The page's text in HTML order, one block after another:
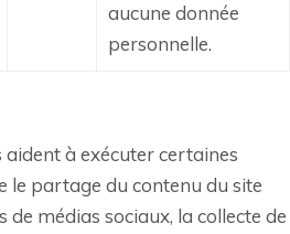
aucune donnée
personnelle.
aident à exécuter certaines
le partage du contenu du site
médias sociaux, la collecte de